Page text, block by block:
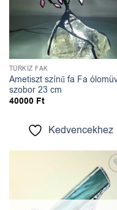
TÜRKIZ FÁK
Ametiszt színű fa Fa
szobor 23 cm
40000 Ft
Kedvencekhez